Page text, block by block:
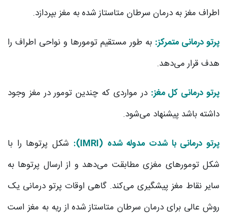
اطراف مغز به درمان سرطان متاستاز شده به مغز بپردازد.
پرتو درمانی متمرکز: به طور مستقیم تومورها و نواحی اطراف را
هدف قرار می‌‌دهد.
پرتو درمانی کل مغز: در مواردی که چندین تومور در مغز وجود
داشته باشد پیشنهاد می‌شود.
پرتو درمانی با شدت مدوله شده (IMRI):
شکل پرتوها را با
شکل تومورهای مغزی مطابقت می‌‌دهد و از ارسال پرتوها به
سایر نقاط مغز پیشگیری می‌‌کند. گاهی اوقات پرتو درمانی یک
روش عالی برای درمان سرطان متاستاز شده از ریه به مغز است